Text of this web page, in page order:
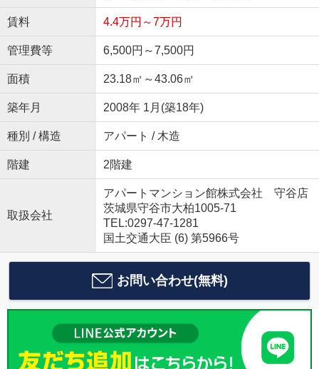
賃料 4.4万円～7万円
管理費等 6,500円～7,500円
面積 23.18㎡～43.06㎡
築年月 2008年 1月(築18年)
種別 / 構造 アパート / 木造
階建 2階建
取扱会社
アパートマンション館株式会社 守谷店
茨城県守谷市大柏1005-71
TEL:0297-47-1281
国土交通大臣 (6) 第5966号
お問い合わせ(無料)